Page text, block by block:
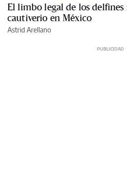
El limbo legal de los
cautiverio en México
Astrid Arellano